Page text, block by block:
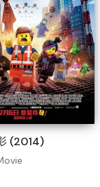
(2014)